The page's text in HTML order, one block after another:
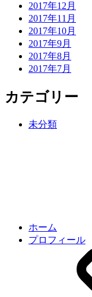
2017年12月
2017年11月
2017年10月
2017年9月
2017年8月
2017年7月
カテゴリー
未分類
ホーム
プロフィール